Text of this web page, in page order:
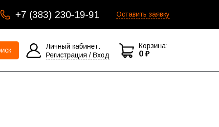
+7 (383) 230-19-91 Оставить заявку
Личный кабинет:
Регистрация / Вход
Корзина:
0 ₽